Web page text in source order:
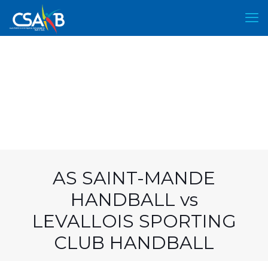
AS SAINT-MANDE
HANDBALL vs
LEVALLOIS SPORTING
CLUB HANDBALL